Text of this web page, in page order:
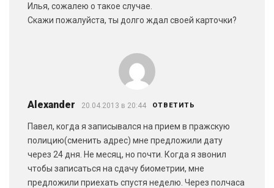
Илья, сожалею о такое случае.
Скажи пожалуйста, ты долго ждал своей карточки?
Alexander 20.04.2013 в 20:44 ОТВЕТИТЬ
Павел, когда я записывался на прием в пражскую
полицию(сменить адрес) мне предложили дату
через 24 дня. Не месяц, но почти. Когда я звонил
чтобы записаться на сдачу биометрии, мне
предложили приехать спустя неделю. Через полчаса